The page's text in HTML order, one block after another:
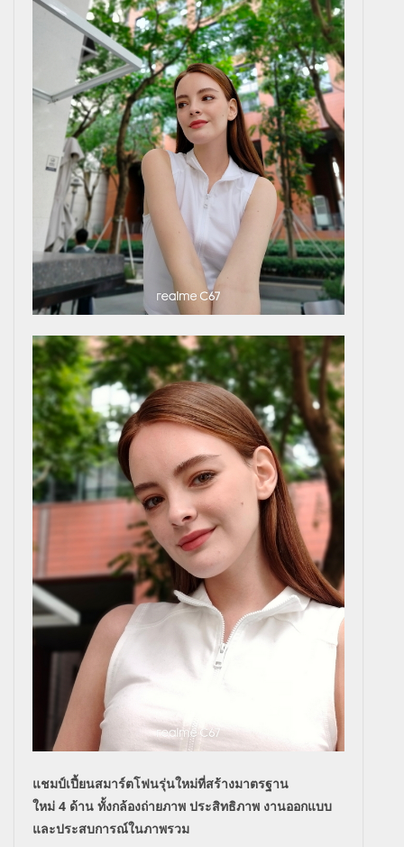
แชมป์เปี้ยนสมาร์ตโฟนรุ่นใหม่ที่สร้างมาตรฐาน
ใหม่ 4 ด้าน ทั้งกล้องถ่ายภาพ ประสิทธิภาพ งานออกแบบ
และประสบการณ์ในภาพรวม